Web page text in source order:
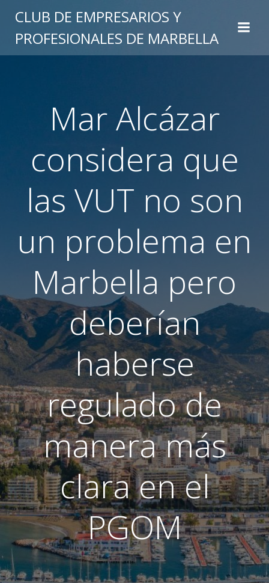
al
contenido
CLUB DE EMPRESARIOS Y
PROFESIONALES DE MARBELLA
Mar Alcázar
considera que
las VUT no son
un problema en
Marbella pero
deberían
haberse
regulado de
manera más
clara en el
PGOM